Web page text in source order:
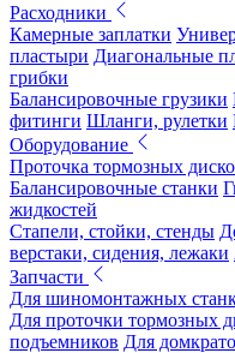
Расходники
Камерные заплатки
пластыри Диагональные
грибки
Балансировочные грузики
фитинги Шланги, рулетки
Оборудование
Проточка тормозных
Балансировочные станки
жидкостей
Стапели, стойки, стенды
верстаки, сидения, лежаки
Запчасти
Для шиномонтажных
Для проточки тормозных
подъемников Для